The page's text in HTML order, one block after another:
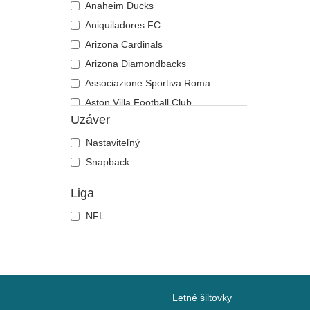
Anaheim Ducks
Aniquiladores FC
Arizona Cardinals
Arizona Diamondbacks
Associazione Sportiva Roma
Aston Villa Football Club
Atlanta Braves
Atlanta Falcons
Boston Bruins
Boston Celtics
Boston Red Sox
Brooklyn Nets
Chicago Bears
Chicago Blackhawks
Uzáver
Nastaviteľný
Snapback
Liga
NFL
Letné šiltovky